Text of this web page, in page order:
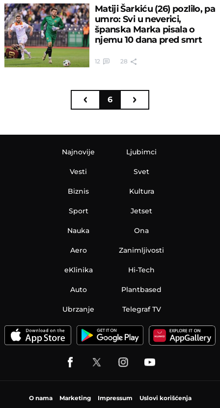
Matiji Šarkiću (26) pozlilo, pa
umro: Svi u neverici,
španska Marka pisala o
njemu 10 dana pred smrt
12 28
6
Najnovije
Vesti
Biznis
Sport
Nauka
Aero
Ljubimci
Svet
Kultura
Jetset
Ona
Zanimljivosti
eKlinika Hi-Tech
Auto Plantbased
Ubrzanje Telegraf TV
O nama Marketing Impressum Uslovi korišćenja